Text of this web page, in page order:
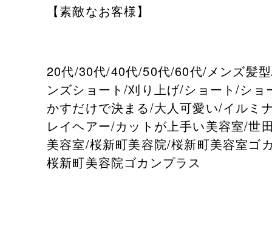
【素敵なお客様】
20代/30代/40代/50代/60代/メンズ髪
ンズショート/刈り上げ/ショート/ショ
かすだけで決まる/大人可愛い/イルミ
レイヘアー/カットが上手い美容室/世
美容室/桜新町美容院/桜新町美容室ゴ
桜新町美容院ゴカンプラス